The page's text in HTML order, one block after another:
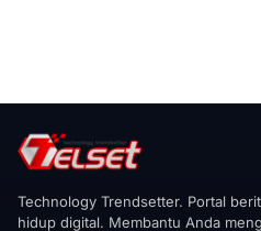
Technology Trendsetter. Portal
hidup digital. Membantu Anda